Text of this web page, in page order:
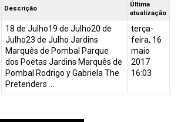
Descrição
Última
atualização
18 de Julho19 de Julho20 de
Julho23 de Julho Jardins
Marquês de Pombal Parque
dos Poetas Jardins Marquês de
Pombal Rodrigo y Gabriela The
Pretenders ...
terça-
feira, 16
maio
2017
16:03